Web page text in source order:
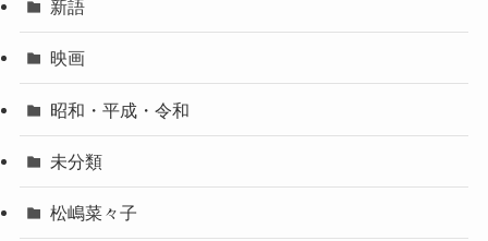
新語
映画
昭和・平成・令和
未分類
松嶋菜々子